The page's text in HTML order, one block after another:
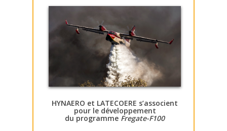
HYNAERO et LATECOERE s’associent
pour le développement
du programme Fregate-F100